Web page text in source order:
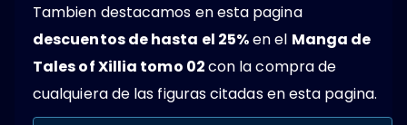
Tambien destacamos en esta pagina
descuentos de hasta el 25%en el Manga de
Tales of Xillia tomo 02con la compra de
cualquiera de las figuras citadas en esta pagina.